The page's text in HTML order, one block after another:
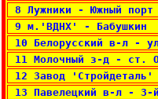
8 Лужники - Южный порт
9 м.'ВДНХ' - Бабушкин
10 Белорусский в-л -
11 Молочный з-д - ст.
12 Завод
13 Павелецкий в-л - 3-